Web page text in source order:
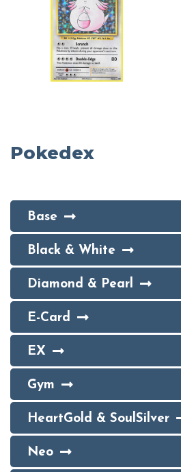
Pokedex
Base
Black & White
Diamond & Pearl
E-Card
EX
Gym
HeartGold & SoulSilver
Neo